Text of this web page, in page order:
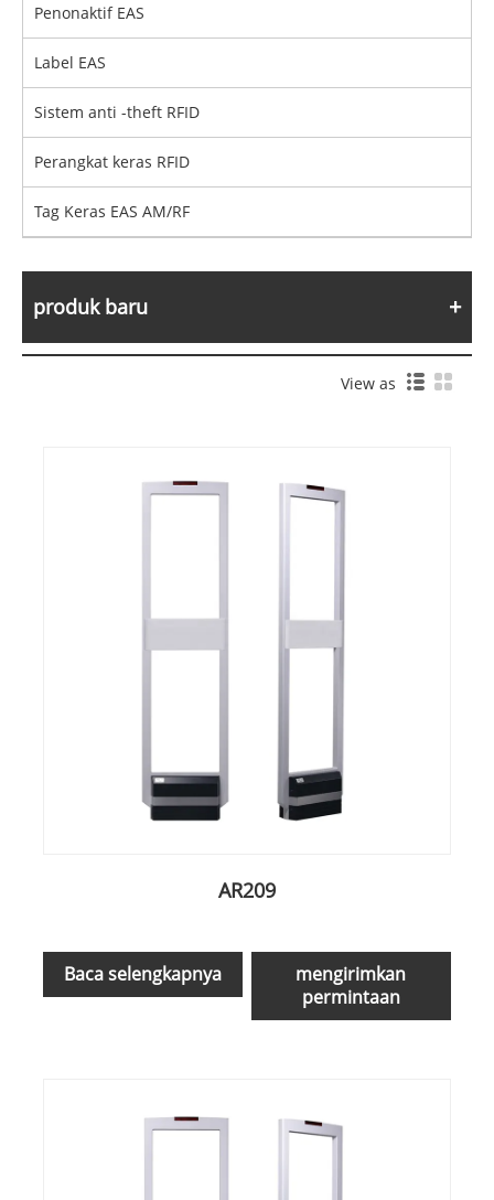
Penonaktif EAS
Label EAS
Sistem anti -theft RFID
Perangkat keras RFID
Tag Keras EAS AM/RF
produk baru
View as
AR209
Baca selengkapnya
mengirimkan
permintaan